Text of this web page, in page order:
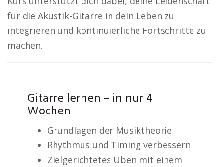
für die Akustik-Gitarre in dein Leben zu
integrieren und kontinuierliche Fortschritte zu
machen.
Gitarre lernen – in nur 4
Wochen
Grundlagen der Musiktheorie
Rhythmus und Timing verbessern
Zielgerichtetes Üben mit einem